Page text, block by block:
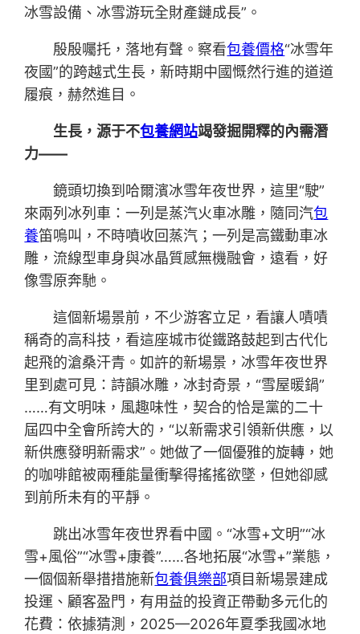
冰雪設備、冰雪游玩全財產鏈成長”。
殷殷囑托，落地有聲。察看包養價格“冰雪年
夜國”的跨越式生長，新時期中國慨然行進的道道
履痕，赫然進目。
生長，源于不包養網站竭發掘開釋的內需潛
力——
鏡頭切換到哈爾濱冰雪年夜世界，這里“駛”
來兩列冰列車：一列是蒸汽火車冰雕，隨同汽包
養笛嗚叫，不時噴收回蒸汽；一列是高鐵動車冰
雕，流線型車身與冰晶質感無機融會，遠看，好
像雪原奔馳。
這個新場景前，不少游客立足，看讓人嘖嘖
稱奇的高科技，看這座城市從鐵路鼓起到古代化
起飛的滄桑汗青。如許的新場景，冰雪年夜世界
里到處可見：詩韻冰雕，冰封奇景，“雪屋暖鍋”
……有文明味，風趣味性，契合的恰是黨的二十
屆四中全會所誇大的，“以新需求引領新供應，以
新供應發明新需求”。她做了一個優雅的旋轉，她
的咖啡館被兩種能量衝擊得搖搖欲墜，但她卻感
到前所未有的平靜。
跳出冰雪年夜世界看中國。“冰雪+文明”“冰
雪+風俗”“冰雪+康養”……各地拓展“冰雪+”業態，
一個個新舉措措施新包養俱樂部項目新場景建成
投運、顧客盈門，有用益的投資正帶動多元化的
花費：依據猜測，2025—2026年夏季我國冰地